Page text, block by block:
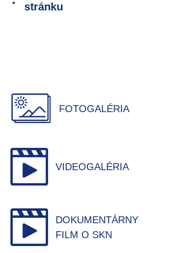
stránku
FOTOGALÉRIA
VIDEOGALÉRIA
DOKUMENTÁRNY
FILM O SKN